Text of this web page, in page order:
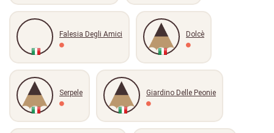
Falesia Degli Amici Dolcè
Serpele Giardino Delle Peonie